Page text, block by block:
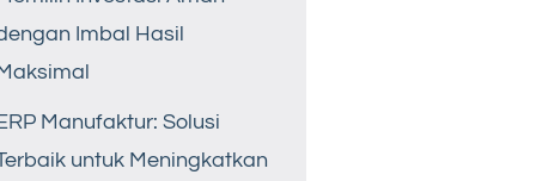
Imbal Hasil
Manufaktur: Solusi
untuk Meningkatkan